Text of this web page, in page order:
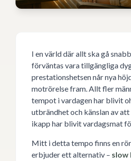
I en värld där allt ska gå
förväntas vara tillgängliga
prestationshetsen når nya
motrörelse fram. Allt fler
tempot i vardagen har blivit
utbrändhet och känslan av
ikapp har blivit vardagsmat
Mitt i detta tempo finns en
erbjuder ett alternativ – slow